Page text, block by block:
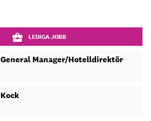
LEDIGA JOBB
General Manager/Hotelldirektör
Kock